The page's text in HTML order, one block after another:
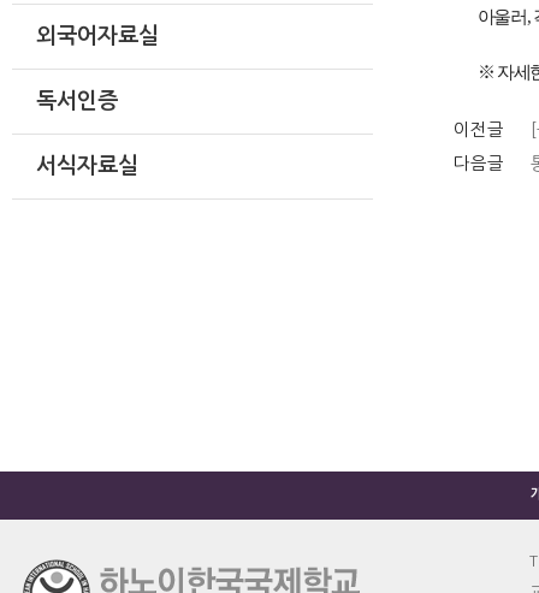
외국어자료실
독서인증
서식자료실
아울러,
※ 자세
이전글
다음글